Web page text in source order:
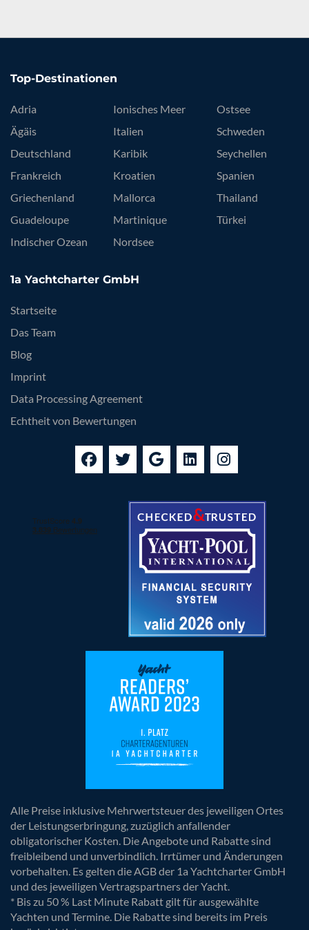
Top-Destinationen
Adria
Ägäis
Deutschland
Frankreich
Griechenland
Guadeloupe
Indischer Ozean
Ionisches Meer
Italien
Karibik
Kroatien
Mallorca
Martinique
Nordsee
Ostsee
Schweden
Seychellen
Spanien
Thailand
Türkei
1a Yachtcharter GmbH
Startseite
Das Team
Blog
Imprint
Data Processing Agreement
Echtheit von Bewertungen
Alle Preise inklusive Mehrwertsteuer des jeweiligen Ortes
der Leistungserbringung, zuzüglich anfallender
obligatorischer Kosten. Die Angebote und Rabatte sind
freibleibend und unverbindlich. Irrtümer und Änderungen
vorbehalten. Es gelten die AGB der 1a Yachtcharter GmbH
und des jeweiligen Vertragspartners der Yacht.
* Bis zu 50 % Last Minute Rabatt gilt für ausgewählte
Yachten und Termine. Die Rabatte sind bereits im Preis